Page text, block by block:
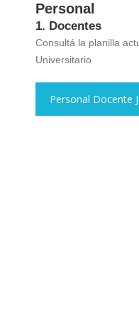
Personal
1. Docentes
Consultá la planilla
Universitario
Personal Docente